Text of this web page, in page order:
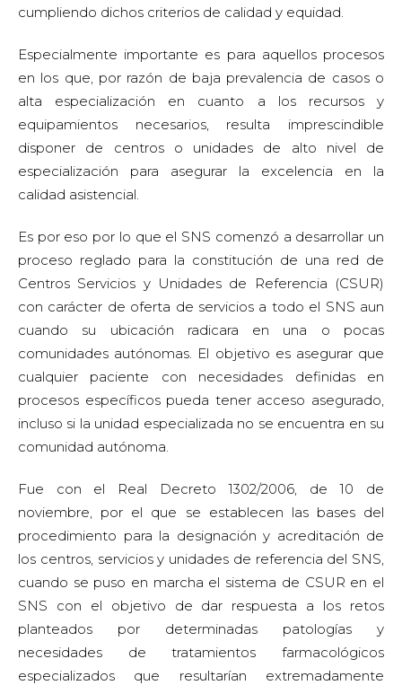
cumpliendo dichos criterios de calidad y equidad.
Especialmente importante es para aquellos procesos
en los que, por razón de baja prevalencia de casos o
alta especialización en cuanto a los recursos y
equipamientos necesarios, resulta imprescindible
disponer de centros o unidades de alto nivel de
especialización para asegurar la excelencia en la
calidad asistencial.
Es por eso por lo que el SNS comenzó a desarrollar un
proceso reglado para la constitución de una red de
Centros Servicios y Unidades de Referencia (CSUR)
con carácter de oferta de servicios a todo el SNS aun
cuando su ubicación radicara en una o pocas
comunidades autónomas. El objetivo es asegurar que
cualquier paciente con necesidades definidas en
procesos específicos pueda tener acceso asegurado,
incluso si la unidad especializada no se encuentra en su
comunidad autónoma.
Fue con el Real Decreto 1302/2006, de 10 de
noviembre, por el que se establecen las bases del
procedimiento para la designación y acreditación de
los centros, servicios y unidades de referencia del SNS,
cuando se puso en marcha el sistema de CSUR en el
SNS con el objetivo de dar respuesta a los retos
planteados por determinadas patologías y
necesidades de tratamientos farmacológicos
especializados que resultarían extremadamente